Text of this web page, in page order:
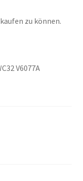
zu können.
V6077A